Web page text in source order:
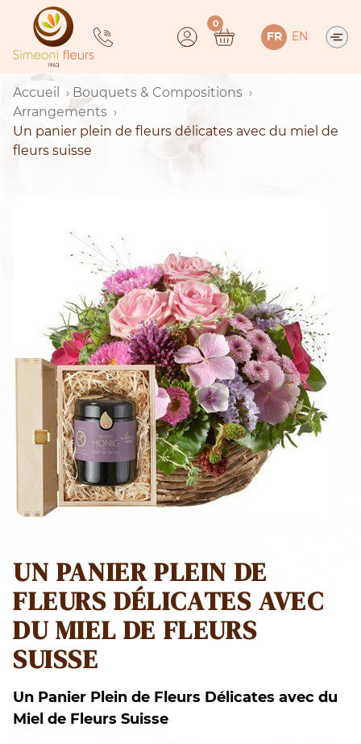
content
0
FR EN
Accueil
Bouquets & Compositions
Arrangements
Un panier plein de fleurs délicates avec du miel de
fleurs suisse
UN PANIER PLEIN DE
FLEURS DÉLICATES AVEC
DU MIEL DE FLEURS
SUISSE
Un Panier Plein de Fleurs Délicates avec du
Miel de Fleurs Suisse